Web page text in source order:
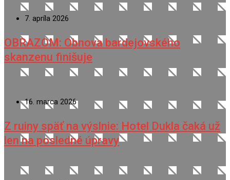
7. apríla 2026
OBRAZOM: Obnova bardejovského
skanzenu finišuje
16. marca 2026
Z ruiny späť na výslnie: Hotel Dukla čaká už
len na posledné úpravy